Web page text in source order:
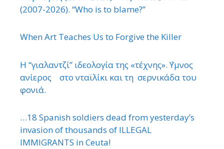
(2007-2026). “Who is to blame?”
When Art Teaches Us to Forgive the Killer
Η “γιαλαντζί” ιδεολογία της «τέχνης». ΄Υμνος
ανίερος στο νταϊλίκι και τη σερνικάδα του
φονιά.
…18 Spanish soldiers dead from yesterday’s
invasion of thousands of ILLEGAL
IMMIGRANTS in Ceuta!